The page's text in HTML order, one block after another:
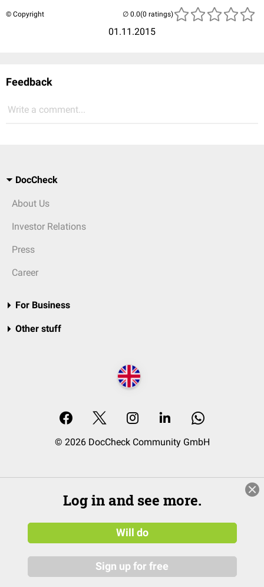
© Copyright
01.11.2015
(0 ratings)
Feedback
Write a comment...
DocCheck
About Us
Investor Relations
Press
Career
For Business
Other stuff
© 2026 DocCheck Community GmbH
Log in and see more.
Will do
Sign up for free